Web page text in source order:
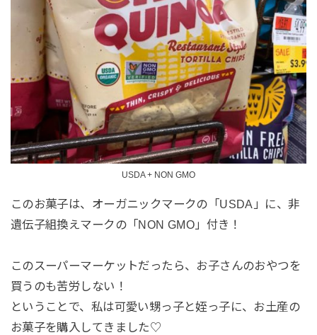
USDA + NON GMO
このお菓子は、オーガニックマークの「USDA」に、非
遺伝子組換えマークの「NON GMO」付き！
このスーパーマーケットだったら、お子さんのおやつを
買うのも苦労しない！
ということで、私は可愛い甥っ子と姪っ子に、お土産の
お菓子を購入してきました♡